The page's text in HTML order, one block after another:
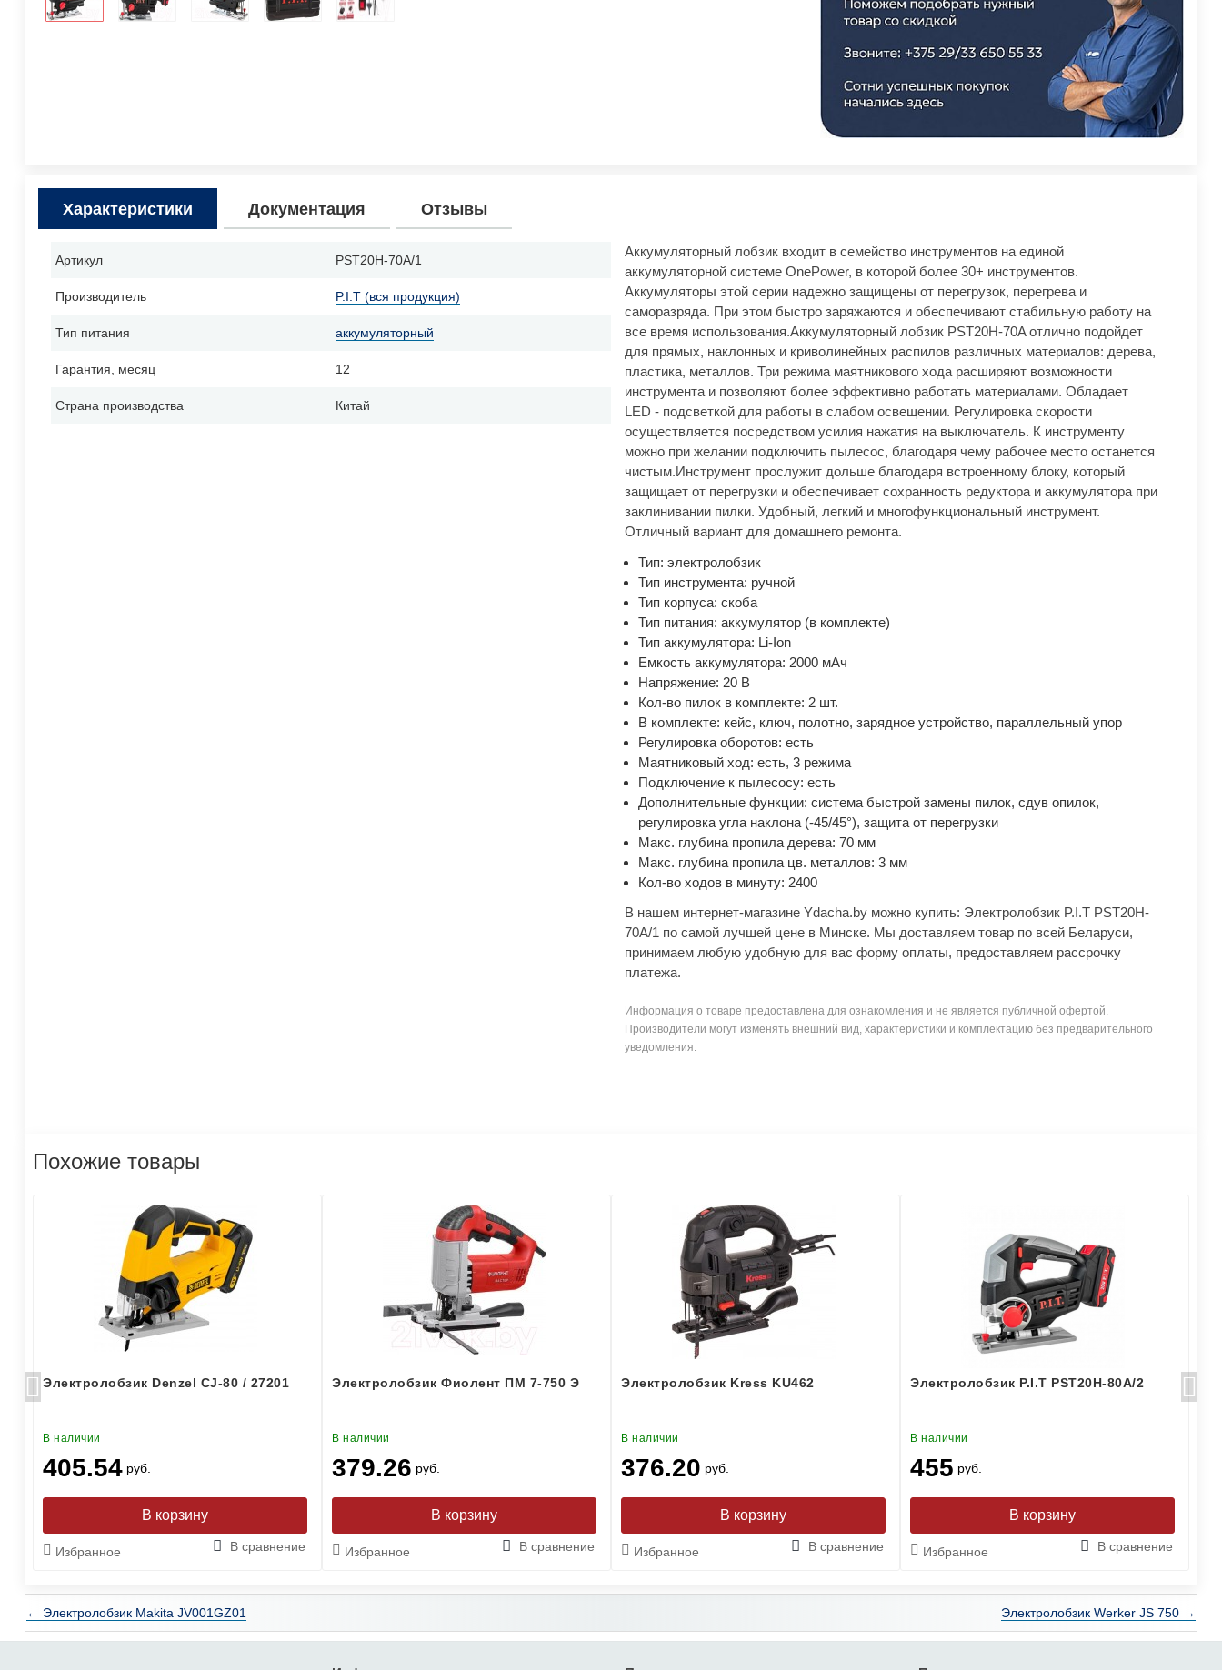
Характеристики Документация Отзывы
Артикул PST20H-70A/1
Производитель P.I.T (вся продукция)
Тип питания аккумуляторный
Гарантия, месяц 12
Страна производства Китай
Аккумуляторный лобзик входит в семейство инструментов на единой
аккумуляторной системе OnePower, в которой более 30+ инструментов.
Аккумуляторы этой серии надежно защищены от перегрузок, перегрева и
саморазряда. При этом быстро заряжаются и обеспечивают стабильную работу на
все время использования.Аккумуляторный лобзик PST20H-70A отлично подойдет
для прямых, наклонных и криволинейных распилов различных материалов: дерева,
пластика, металлов. Три режима маятникового хода расширяют возможности
инструмента и позволяют более эффективно работать материалами. Обладает
LED - подсветкой для работы в слабом освещении. Регулировка скорости
осуществляется посредством усилия нажатия на выключатель. К инструменту
можно при желании подключить пылесос, благодаря чему рабочее место останется
чистым.Инструмент прослужит дольше благодаря встроенному блоку, который
защищает от перегрузки и обеспечивает сохранность редуктора и аккумулятора при
заклинивании пилки. Удобный, легкий и многофункциональный инструмент.
Отличный вариант для домашнего ремонта.
Тип: электролобзик
Тип инструмента: ручной
Тип корпуса: скоба
Тип питания: аккумулятор (в комплекте)
Тип аккумулятора: Li-Ion
Емкость аккумулятора: 2000 мАч
Напряжение: 20 В
Кол-во пилок в комплекте: 2 шт.
В комплекте: кейс, ключ, полотно, зарядное устройство, параллельный упор
Регулировка оборотов: есть
Маятниковый ход: есть, 3 режима
Подключение к пылесосу: есть
Дополнительные функции: система быстрой замены пилок, сдув опилок,
регулировка угла наклона (-45/45°), защита от перегрузки
Макс. глубина пропила дерева: 70 мм
Макс. глубина пропила цв. металлов: 3 мм
Кол-во ходов в минуту: 2400
В нашем интернет-магазине Ydacha.by можно купить: Электролобзик P.I.T PST20H-
70A/1 по самой лучшей цене в Минске. Мы доставляем товар по всей Беларуси,
принимаем любую удобную для вас форму оплаты, предоставляем рассрочку
платежа.
Информация о товаре предоставлена для ознакомления и не является публичной офертой.
Производители могут изменять внешний вид, характеристики и комплектацию без предварительного
уведомления.
Похожие товары
Электролобзик Denzel CJ-80 / 27201
В наличии
405.54 руб.
Избранное В сравнение
Электролобзик Фиолент ПМ 7-750 Э
В наличии
379.26 руб.
Избранное В сравнение
Электролобзик Kress KU462
В наличии
376.20 руб.
Избранное В сравнение
Электролобзик P.I.T PST20H-80A/2
В наличии
455 руб.
Избранное В сравнение
← Электролобзик Makita JV001GZ01 Электролобзик Werker JS 750 →